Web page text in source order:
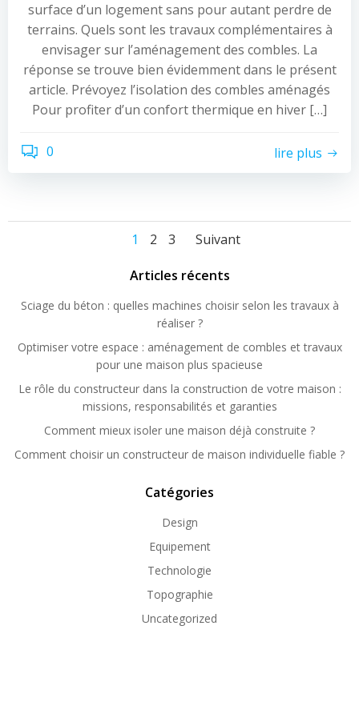
surface d’un logement sans pour autant perdre de
terrains. Quels sont les travaux complémentaires à
envisager sur l’aménagement des combles. La
réponse se trouve bien évidemment dans le présent
article. Prévoyez l’isolation des combles aménagés
Pour profiter d’un confort thermique en hiver […]
0 lire plus
Navigation
des
articles
Navigation
des
articles
Page
1 Page
2 Page
3
Navigation
des
articles
Suivant
Articles récents
Sciage du béton : quelles machines choisir selon les travaux à
réaliser ?
Optimiser votre espace : aménagement de combles et travaux
pour une maison plus spacieuse
Le rôle du constructeur dans la construction de votre maison :
missions, responsabilités et garanties
Comment mieux isoler une maison déjà construite ?
Comment choisir un constructeur de maison individuelle fiable ?
Catégories
Design
Equipement
Technologie
Topographie
Uncategorized